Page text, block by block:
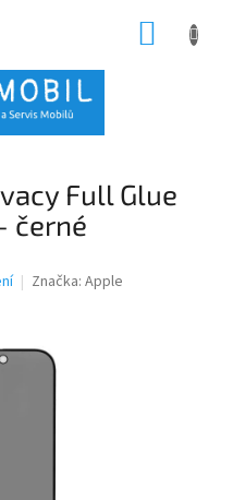
Full Glue
černé
Značka: Apple